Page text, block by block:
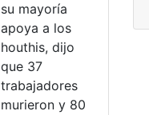
su mayoría
apoya a los
houthis, dijo
que 37
trabajadores
murieron y 80